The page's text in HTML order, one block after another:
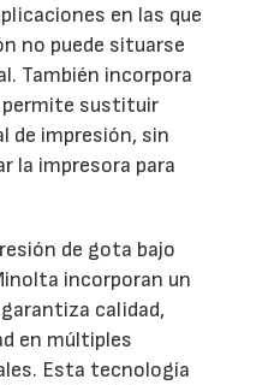
en las que
no puede situarse
También incorpora
permite sustituir
de impresión, sin
la impresora para
de gota bajo
incorporan un
calidad,
en múltiples
Esta tecnología